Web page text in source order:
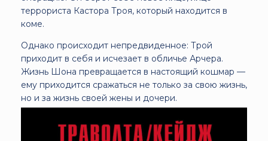
террориста Кастора Троя, который находится в
коме.
Однако происходит непредвиденное: Трой
приходит в себя и исчезает в обличье Арчера.
Жизнь Шона превращается в настоящий кошмар —
ему приходится сражаться не только за свою жизнь,
но и за жизнь своей жены и дочери.